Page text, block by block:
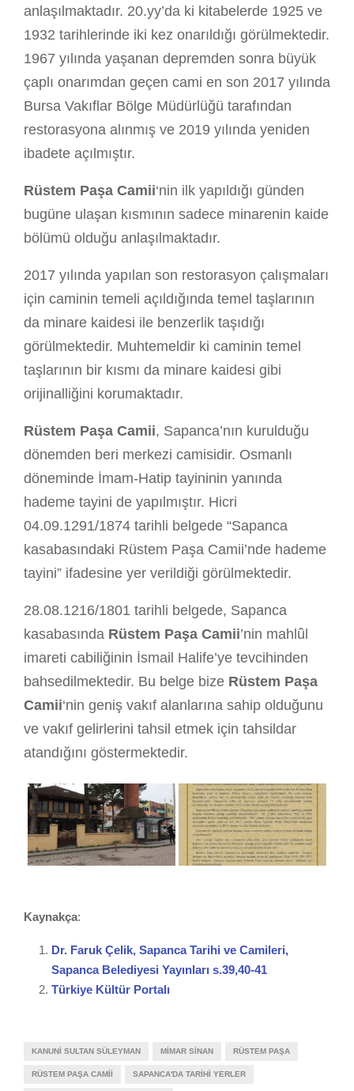
anlaşılmaktadır. 20.yy’da ki kitabelerde 1925 ve
1932 tarihlerinde iki kez onarıldığı görülmektedir.
1967 yılında yaşanan depremden sonra büyük
çaplı onarımdan geçen cami en son 2017 yılında
Bursa Vakıflar Bölge Müdürlüğü tarafından
restorasyona alınmış ve 2019 yılında yeniden
ibadete açılmıştır.
Rüstem Paşa Camii‘nin ilk yapıldığı günden
bugüne ulaşan kısmının sadece minarenin kaide
bölümü olduğu anlaşılmaktadır.
2017 yılında yapılan son restorasyon çalışmaları
için caminin temeli açıldığında temel taşlarının
da minare kaidesi ile benzerlik taşıdığı
görülmektedir. Muhtemeldir ki caminin temel
taşlarının bir kısmı da minare kaidesi gibi
orijinalliğini korumaktadır.
Rüstem Paşa Camii, Sapanca’nın kurulduğu
dönemden beri merkezi camisidir. Osmanlı
döneminde İmam-Hatip tayininin yanında
hademe tayini de yapılmıştır. Hicri
04.09.1291/1874 tarihli belgede “Sapanca
kasabasındaki Rüstem Paşa Camii’nde hademe
tayini” ifadesine yer verildiği görülmektedir.
28.08.1216/1801 tarihli belgede, Sapanca
kasabasında Rüstem Paşa Camii’nin mahlûl
imareti cabiliğinin İsmail Halife’ye tevcihinden
bahsedilmektedir. Bu belge bize Rüstem Paşa
Camii‘nin geniş vakıf alanlarına sahip olduğunu
ve vakıf gelirlerini tahsil etmek için tahsildar
atandığını göstermektedir.
Kaynakça:
Dr. Faruk Çelik, Sapanca Tarihi ve Camileri,
Sapanca Belediyesi Yayınları s.39,40-41
Türkiye Kültür Portalı
KANUNI SULTAN SÜLEYMAN MIMAR SINAN RÜSTEM PAŞA
RÜSTEM PAŞA CAMII SAPANCA'DA TARIHI YERLER